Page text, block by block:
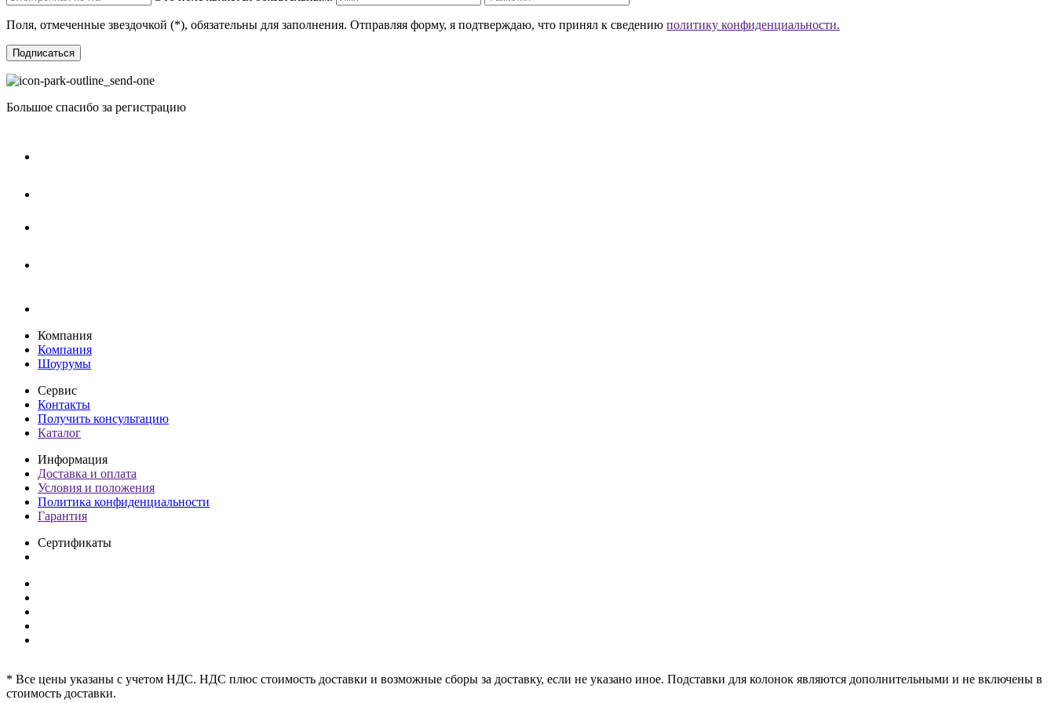
Поля, отмеченные звездочкой (*), обязательны для заполнения. Отправляя форму, я подтверждаю, что принял к сведению политику конфиденциальности.
Подписаться
Большое спасибо за регистрацию
Компания
Компания
Шоурумы
Сервис
Контакты
Получить консультацию
Каталог
Информация
Доставка и оплата
Условия и положения
Политика конфиденциальности
Гарантия
Сертификаты
* Все цены указаны с учетом НДС. НДС плюс стоимость доставки и возможные сборы за доставку, если не указано иное. Подставки для колонок являются дополнительными и не включены в
стоимость доставки.